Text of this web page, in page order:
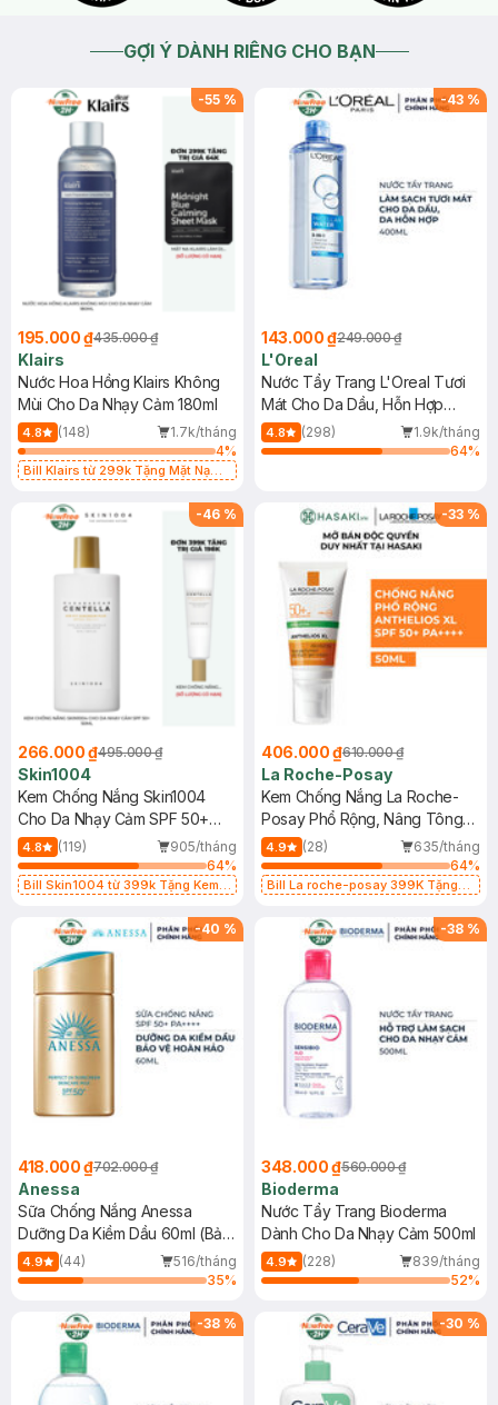
GỢI Ý DÀNH RIÊNG CHO BẠN
-55 %
195.000 ₫435.000 ₫
Klairs
Nước Hoa Hồng Klairs Không
Mùi Cho Da Nhạy Cảm 180ml
4.8 (148)
1.7k/tháng
4%
Bill Klairs từ 299k Tặng Mặt Nạ
25ml (SL Có Hạn)
-43 %
143.000 ₫249.000 ₫
L'Oreal
Nước Tẩy Trang L'Oreal Tươi
Mát Cho Da Dầu, Hỗn Hợp
400ml
4.8 (298)
1.9k/tháng
64%
-46 %
266.000 ₫495.000 ₫
Skin1004
Kem Chống Nắng Skin1004
Cho Da Nhạy Cảm SPF 50+
50ml
4.8 (119)
905/tháng
64%
Bill Skin1004 từ 399k Tặng Kem
SPF 50+ 20ml (SL Có Hạn)
-33 %
406.000 ₫610.000 ₫
La Roche-Posay
Kem Chống Nắng La Roche-
Posay Phổ Rộng, Nâng Tông
Kiềm Dầu 50ml
4.9 (28)
635/tháng
64%
Bill La roche-posay 399K Tặng
(SL có hạn)
-40 %
418.000 ₫702.000 ₫
Anessa
Sữa Chống Nắng Anessa
Dưỡng Da Kiềm Dầu 60ml (Bản
Mới)
4.9 (44)
516/tháng
35%
-38 %
348.000 ₫560.000 ₫
Bioderma
Nước Tẩy Trang Bioderma
Dành Cho Da Nhạy Cảm 500ml
4.9 (228)
839/tháng
52%
-38 % -30 %